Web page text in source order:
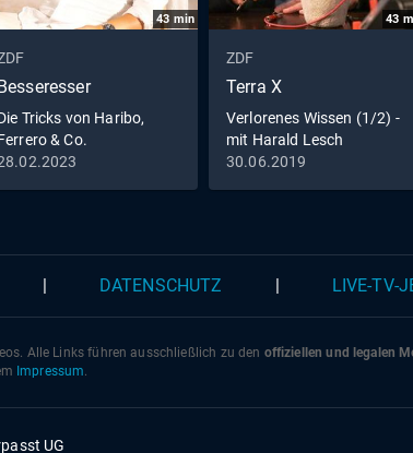
43 min
Besseresser
Tricks von Haribo,
& Co.
43
ZDF
Terra X
Verlorenes Wissen (1/2) -
mit Harald Lesch
30.06.2019
DATENSCHUTZ LIVE-TV-
Alle Links führen ausschließlich zu den offiziellen und legalen
Impressum.
UG